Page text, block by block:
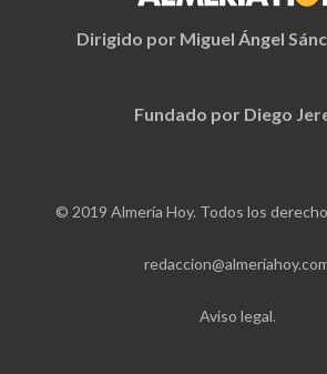
Dirigido por Miguel Ángel
Fundado por Diego
© 2019 Almería Hoy. Todos los
Aviso legal.